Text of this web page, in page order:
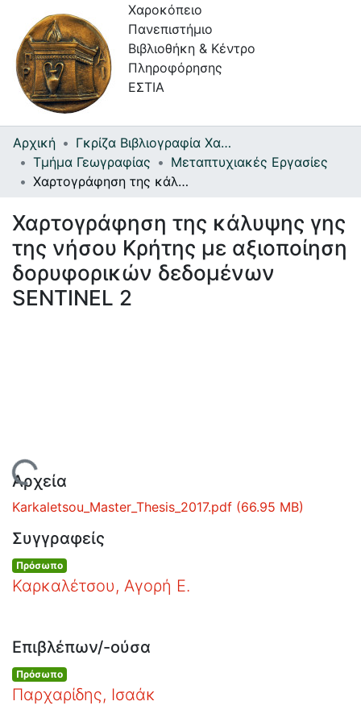
Χαροκόπειο
Πανεπιστήμιο
Βιβλιοθήκη & Κέντρο
Πληροφόρησης
ΕΣΤΙΑ
Συλλογές
Πλοήγηση στην Εστία
Στατιστικά
Πληροφορίες
Επικοινωνία
Εστίας
Αρχική
Γκρίζα Βιβλιογραφία Χαροκοπείου Πανεπιστημίου
Τμήμα Γεωγραφίας
Μεταπτυχιακές Εργασίες
Χαρτογράφηση της κάλυψης γης της νήσου Κρήτης με αξιοποίηση δορυφορικών δεδομένων SENTINEL 2
Χαρτογράφηση της κάλυψης γης
της νήσου Κρήτης με αξιοποίηση
δορυφορικών δεδομένων
SENTINEL 2
Φόρτωση...
Αρχεία
Karkaletsou_Master_Thesis_2017.pdf (66.95 MB)
Συγγραφείς
Πρόσωπο
Καρκαλέτσου, Αγορή Ε.
Επιβλέπων/-ούσα
Πρόσωπο
Παρχαρίδης, Ισαάκ